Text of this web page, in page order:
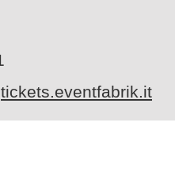
tickets.eventfabrik.it